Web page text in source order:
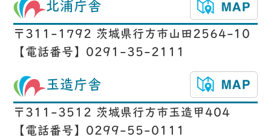
北浦庁舎
〒311-1792 茨城県行方市山田2564-10
【電話番号】0291-35-2111
玉造庁舎
〒311-3512 茨城県行方市玉造甲404
【電話番号】0299-55-0111